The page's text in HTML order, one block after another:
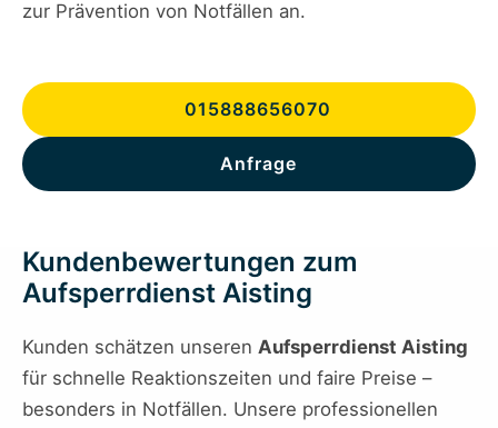
zur Prävention von Notfällen an.
015888656070
Anfrage
Kundenbewertungen zum
Aufsperrdienst Aisting
Kunden schätzen unseren Aufsperrdienst Aisting
für schnelle Reaktionszeiten und faire Preise –
besonders in Notfällen. Unsere professionellen